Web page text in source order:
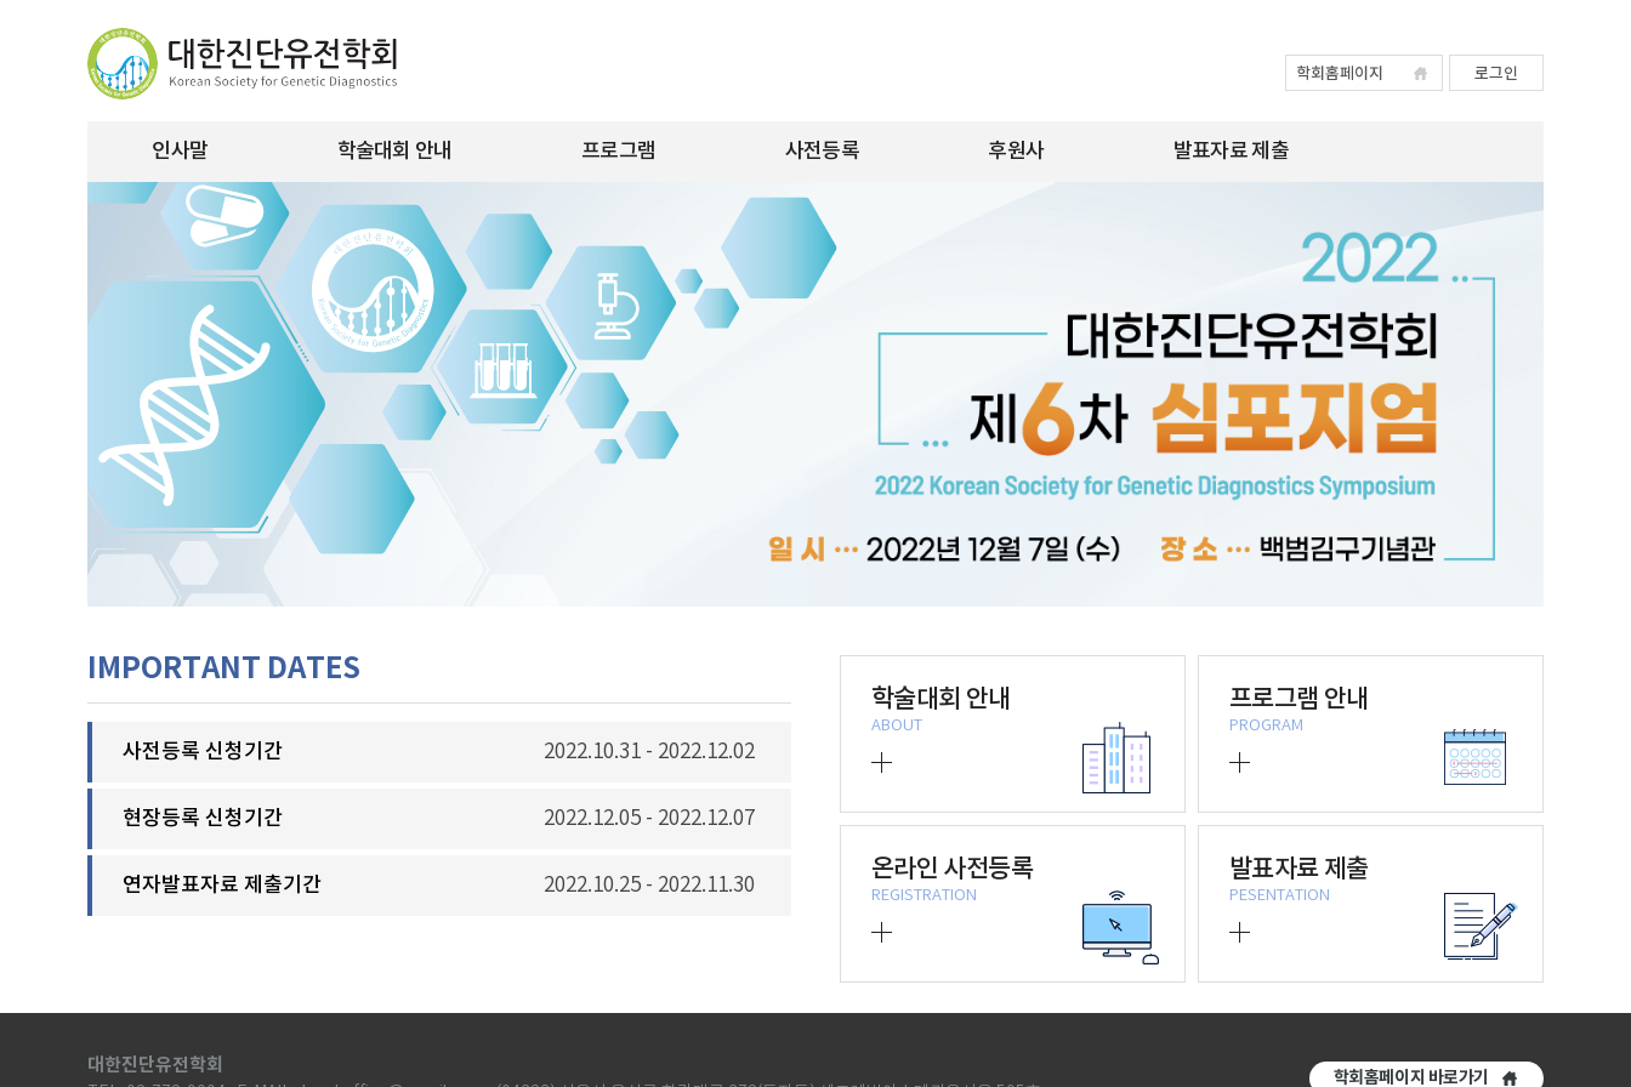
학회홈페이지 로그인
인사말 학술대회 안내 프로그램 사전등록 후원사 발표자료 제출
행사장소
IMPORTANT DATES
사전등록 신청기간 2022.10.31 - 2022.12.02
현장등록 신청기간 2022.12.05 - 2022.12.07
연자발표자료 제출기간 2022.10.25 - 2022.11.30
학술대회 안내
ABOUT
프로그램 안내
PROGRAM
온라인 사전등록
REGISTRATION
발표자료 제출
PESENTATION
대한진단유전학회
학회홈페이지 바로가기